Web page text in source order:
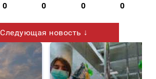
0 0 0 0
Следующая новость ↓